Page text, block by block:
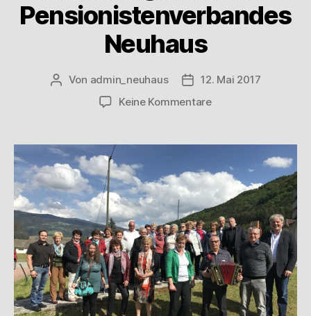
Pensionistenverbandes
Neuhaus
Von admin_neuhaus
12. Mai 2017
Keine Kommentare